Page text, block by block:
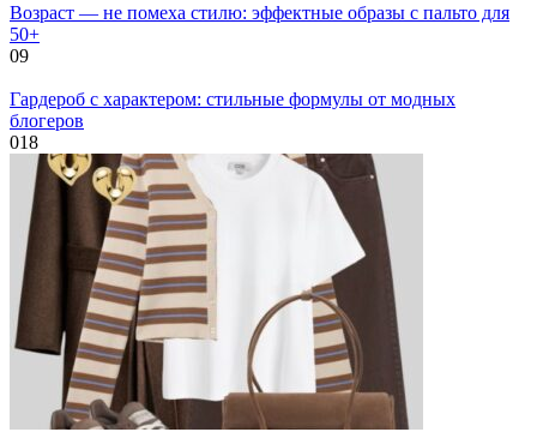
Возраст — не помеха стилю: эффектные образы с пальто для
50+
09
Гардероб с характером: стильные формулы от модных
блогеров
018